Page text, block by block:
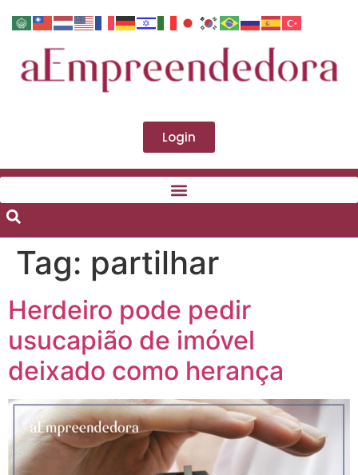
Login
Tag: partilhar
Herdeiro pode pedir
usucapião de imóvel
deixado como herança